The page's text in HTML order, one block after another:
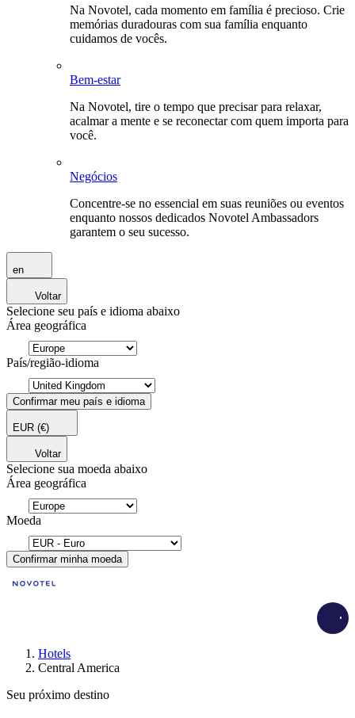
Na Novotel, cada momento em família é precioso. Crie
memórias duradouras com sua família enquanto
cuidamos de vocês.
Bem-estar
Na Novotel, tire o tempo que precisar para relaxar,
acalmar a mente e se reconectar com quem importa para
você.
Negócios
Concentre-se no essencial em suas reuniões ou eventos
enquanto nossos dedicados Novotel Ambassadors
garantem o seu sucesso.
en
Voltar
Selecione seu país e idioma abaixo
Área geográfica
País/região-idioma
Confirmar meu país e idioma
EUR (€)
Voltar
Selecione sua moeda abaixo
Área geográfica
Moeda
Confirmar minha moeda
Hotels
Central America
Seu próximo destino